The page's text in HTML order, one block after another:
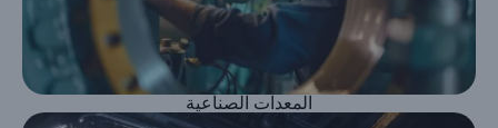
المعدات الصناعية